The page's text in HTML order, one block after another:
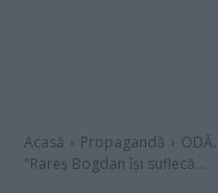
Acasă Propagandă
"Rareș Bogdan își suflecă...